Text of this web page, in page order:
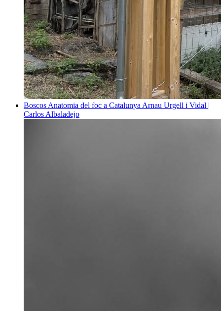
Boscos Anatomia del foc a Catalunya Arnau Urgell i Vidal |
Carlos Albaladejo